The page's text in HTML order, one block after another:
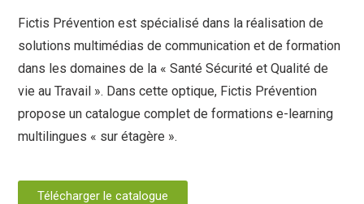
Fictis Prévention est spécialisé dans la réalisation de
solutions multimédias de communication et de formation
dans les domaines de la « Santé Sécurité et Qualité de
vie au Travail ». Dans cette optique, Fictis Prévention
propose un catalogue complet de formations e-learning
multilingues « sur étagère ».
Télécharger le catalogue